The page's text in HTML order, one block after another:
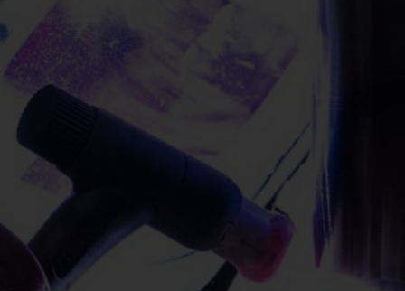
About us
Lorem ipsum dolor sit amet, consectetuer
Aenean commodo ligula eget dolor. Aenean massa.
Cum sociis natoque penatibus et magnis dis
parturient montes, nascetur ridiculus mus. Donec
quam felis, ultricies nec.